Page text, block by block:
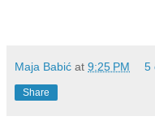
Maja Babić at 9:25 PM 5
Share